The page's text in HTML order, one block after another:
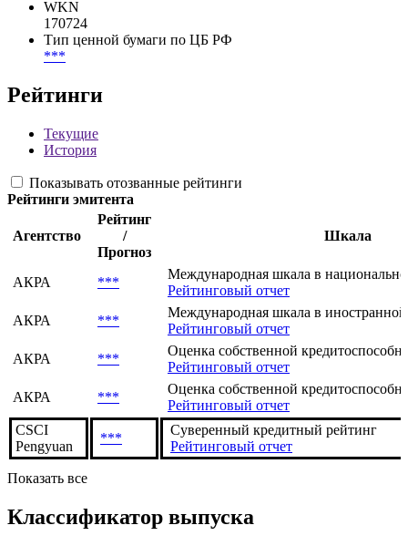
WKN
170724
Тип ценной бумаги по ЦБ РФ
***
Рейтинги
Текущие
История
Показывать отозванные рейтинги
Рейтинги эмитента
Агентство
Рейтинг
/
Прогноз
Шкала
АКРА ***
Международная шкала в
Рейтинговый отчет
АКРА
***
Международная шкала в
Рейтинговый отчет
АКРА
***
Оценка собственной
Рейтинговый отчет
АКРА
***
Оценка собственной
Рейтинговый отчет
CSCI
Pengyuan
***
Суверенный кредитный рейтинг
Рейтинговый отчет
Показать все
Классификатор выпуска